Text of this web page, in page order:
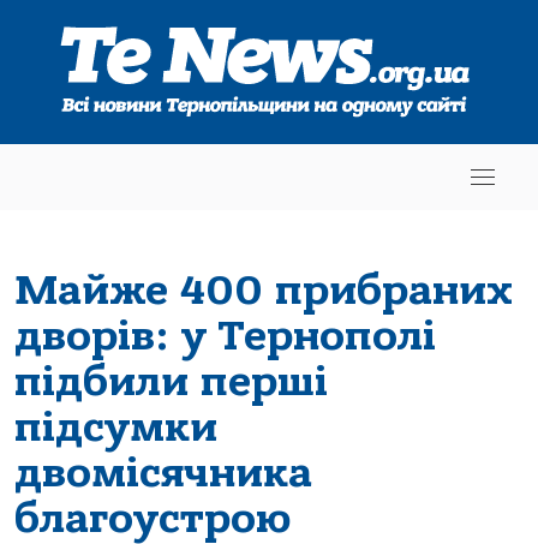
Майже 400 прибраних
дворів: у Тернополі
підбили перші
підсумки
двомісячника
благоустрою